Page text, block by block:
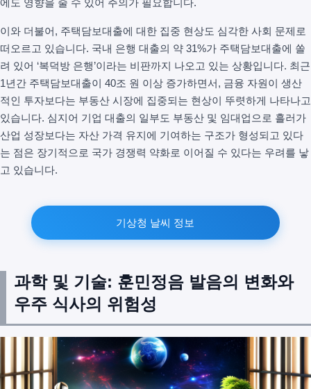
에도 영향을 줄 수 있어 주의가 필요합니다.
이와 더불어, 주택담보대출에 대한 집중 현상도 심각한 사회 문제로
떠오르고 있습니다. 국내 은행 대출의 약 31%가 주택담보대출에 쏠
려 있어 ‘복덕방 은행’이라는 비판까지 나오고 있는 상황입니다. 최근
1년간 주택담보대출이 40조 원 이상 증가하면서, 금융 자원이 생산
적인 투자보다는 부동산 시장에 집중되는 현상이 뚜렷하게 나타나고
있습니다. 심지어 기업 대출의 일부도 부동산 및 임대업으로 흘러가
산업 성장보다는 자산 가격 유지에 기여하는 구조가 형성되고 있다
는 점은 장기적으로 국가 경쟁력 약화로 이어질 수 있다는 우려를 낳
고 있습니다.
기상청 날씨 정보
과학 및 기술: 훈민정음 발음의 변화와
우주 식사의 위험성